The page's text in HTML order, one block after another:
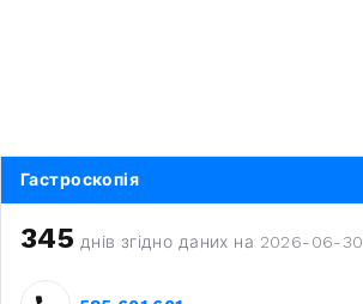
Гастроскопія
345 днів згідно даних на 2026-06-30